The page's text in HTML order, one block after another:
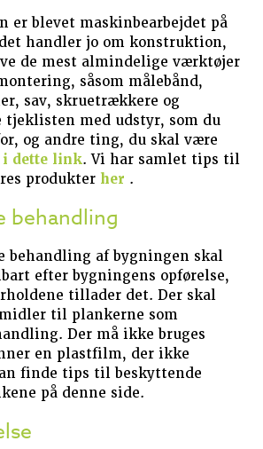
er blevet maskinbearbejdet på
handler jo om konstruktion,
de mest almindelige værktøjer
såsom målebånd,
sav, skruetrækkere og
tjeklisten med udstyr, som du
og andre ting, du skal være
i dette link. Vi har samlet tips til
produkterher .
behandling
behandling af bygningen skal
efter bygningens opførelse,
tillader det. Der skal
til plankerne som
Der må ikke bruges
en plastfilm, der ikke
finde tips til beskyttende
på denne side.